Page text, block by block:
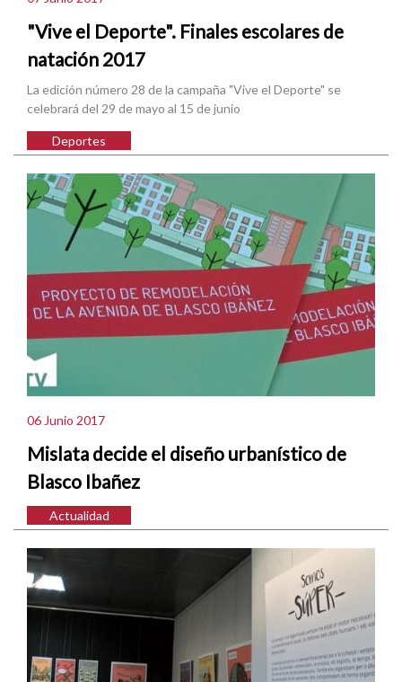
"Vive el Deporte". Finales escolares de
natación 2017
La edición número 28 de la campaña "Vive el Deporte" se
celebrará del 29 de mayo al 15 de junio
Deportes
06 Junio 2017
Mislata decide el diseño urbanístico de
Blasco Ibañez
Actualidad